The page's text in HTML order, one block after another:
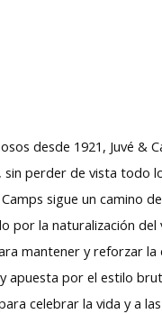
desde 1921, Juvé &
perder de vista todo
sigue un camino
por la naturalización
mantener y reforzar la
apuesta por el estilo
celebrar la vida y a